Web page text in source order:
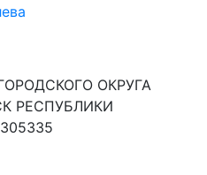
ОКРУГА
РЕСПУБЛИКИ